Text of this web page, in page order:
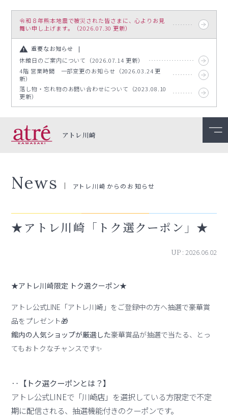
令和８年熊本地震で被災された皆さまに、心よりお見
舞い申し上げます。（2026.07.30 更新）
重要なお知らせ
休館日のご案内について（2026.07.14 更新）
4階 営業時間 一部変更のお知らせ（2026.03.24 更
新）
落し物・忘れ物のお問い合わせについて（2023.08.10
更新）
アトレ川崎
News アトレ川崎からのお知らせ
★アトレ川崎「トク選クーポン」★
UP : 2026.06.02
★アトレ川崎限定 トク選クーポン★
アトレ公式LINE「アトレ川崎」をご登録中の方へ抽選で豪華賞
品をプレゼント🎁
館内の人気ショップが厳選した豪華賞品が抽選で当たる、とっ
てもおトクなチャンスです✨
‥【トク選クーポンとは？】
アトレ公式LINEで「川崎店」を選択している方限定で不定
期に配信される、抽選機能付きのクーポンです。